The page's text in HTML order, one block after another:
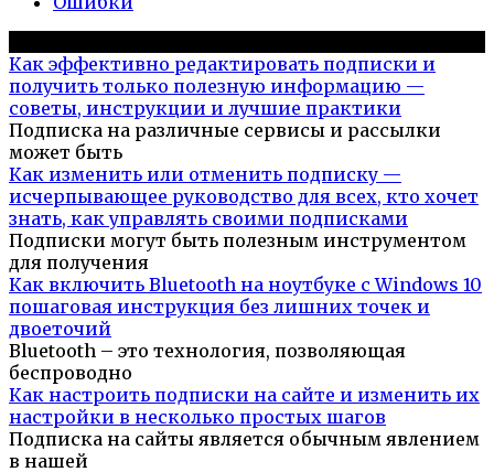
Как эффективно редактировать подписки и
получить только полезную информацию —
советы, инструкции и лучшие практики
Подписка на различные сервисы и рассылки
может быть
Как изменить или отменить подписку —
исчерпывающее руководство для всех, кто хочет
знать, как управлять своими подписками
Подписки могут быть полезным инструментом
для получения
Как включить Bluetooth на ноутбуке с Windows 10
пошаговая инструкция без лишних точек и
двоеточий
Bluetooth – это технология, позволяющая
беспроводно
Как настроить подписки на сайте и изменить их
настройки в несколько простых шагов
Подписка на сайты является обычным явлением
в нашей